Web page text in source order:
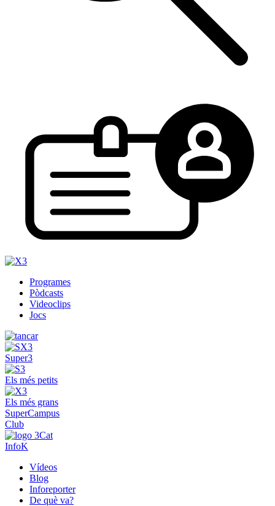
Programes
Pòdcasts
Videoclips
Jocs
Super3
Els més petits
Els més grans
SuperCampus
Club
InfoK
Vídeos
Blog
Inforeporter
De què va?